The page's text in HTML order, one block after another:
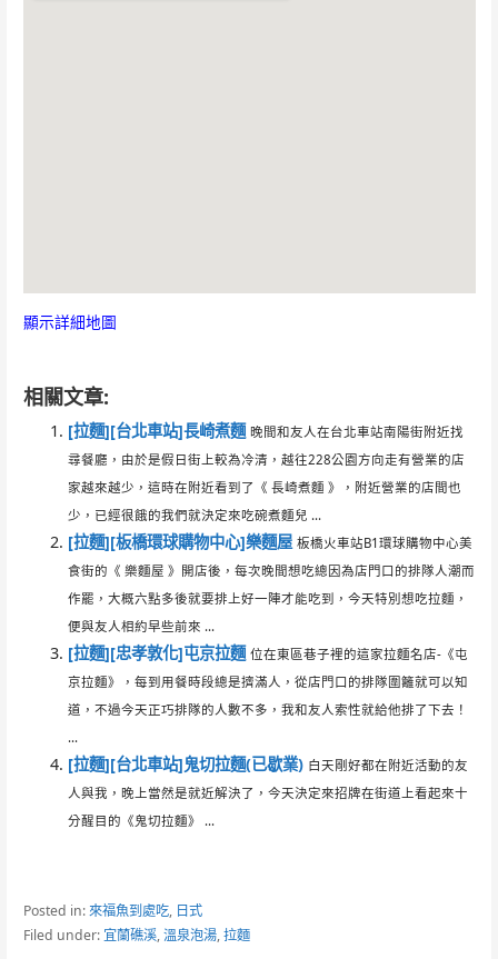
顯示詳細地圖
相關文章:
[拉麵][台北車站]長崎煮麵 晚間和友人在台北車站南陽街附近找
尋餐廳，由於是假日街上較為冷清，越往228公園方向走有營業的店
家越來越少，這時在附近看到了《 長崎煮麵 》，附近營業的店間也
少，已經很餓的我們就決定來吃碗煮麵兒 ...
[拉麵][板橋環球購物中心]樂麵屋 板橋火車站B1環球購物中心美
食街的《 樂麵屋 》開店後，每次晚間想吃總因為店門口的排隊人潮而
作罷，大概六點多後就要排上好一陣才能吃到，今天特別想吃拉麵，
便與友人相約早些前來 ...
[拉麵][忠孝敦化]屯京拉麵 位在東區巷子裡的這家拉麵名店-《屯
京拉麵》，每到用餐時段總是擠滿人，從店門口的排隊圍籬就可以知
道，不過今天正巧排隊的人數不多，我和友人索性就給他排了下去！
...
[拉麵][台北車站]鬼切拉麵(已歇業) 白天剛好都在附近活動的友
人與我，晚上當然是就近解決了，今天決定來招牌在街道上看起來十
分醒目的《鬼切拉麵》 ...
Posted in:來福魚到處吃, 日式
Filed under: 宜蘭礁溪,溫泉泡湯,拉麵